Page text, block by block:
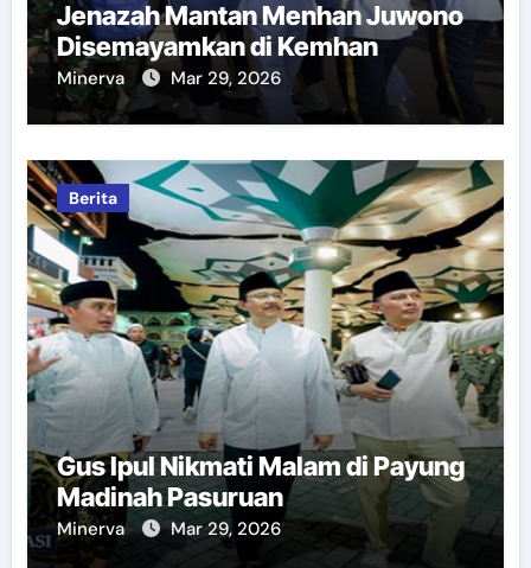
Jenazah Mantan Menhan Juwono
Disemayamkan di Kemhan
Minerva Mar 29, 2026
Berita
Gus Ipul Nikmati Malam di Payung
Madinah Pasuruan
Minerva Mar 29, 2026